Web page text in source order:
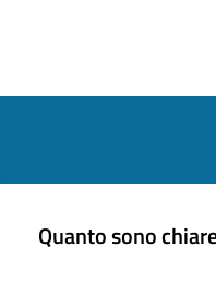
Quanto sono